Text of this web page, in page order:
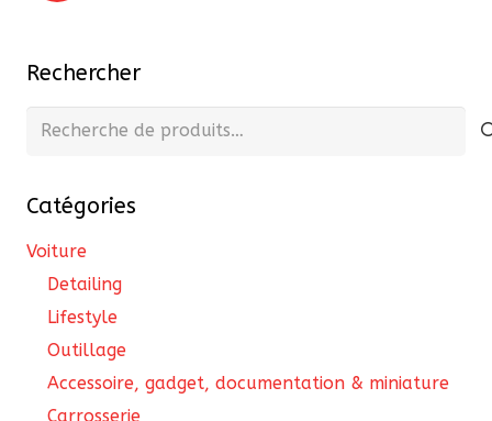
Rechercher
Recherche
Catégories
Voiture
Detailing
Lifestyle
Outillage
Accessoire, gadget, documentation & miniature
Carrosserie